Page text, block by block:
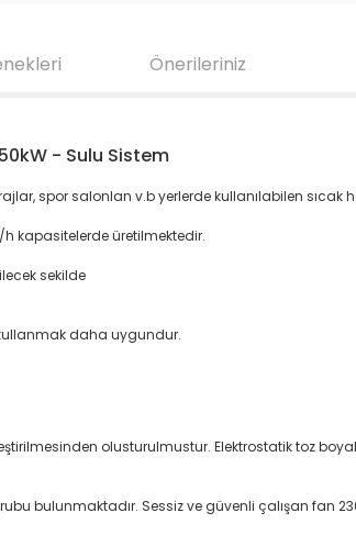
Önerileriniz
- Sulu Sistem
spor salonlan v.b yerlerde kullanılabilen sıcak
kapasitelerde üretilmektedir.
sekilde
daha uygundur.
olusturulmustur. Elektrostatik toz
bulunmaktadır. Sessiz ve güvenli çalışan fan